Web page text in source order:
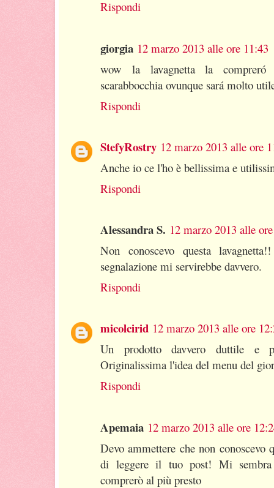
Rispondi
giorgia 12 marzo 2013 alle ore 11:43
wow la lavagnetta la
scarabbocchia ovunque sará molto
Rispondi
StefyRostry 12 marzo 2013 alle ore
Anche io ce l'ho è bellissima e
Rispondi
Alessandra S. 12 marzo 2013 alle
Non conoscevo questa
segnalazione mi servirebbe davvero.
Rispondi
micolcirid 12 marzo 2013 alle ore
Un prodotto davvero duttile e
Originalissima l'idea del menu del
Rispondi
Apemaia 12 marzo 2013 alle ore
Devo ammettere che non conoscevo
di leggere il tuo post! Mi
comprerò al più presto